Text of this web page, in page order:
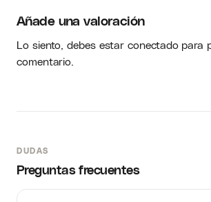
Añade una valoración
Lo siento, debes estarconectadopara
comentario.
DUDAS
Preguntas frecuentes